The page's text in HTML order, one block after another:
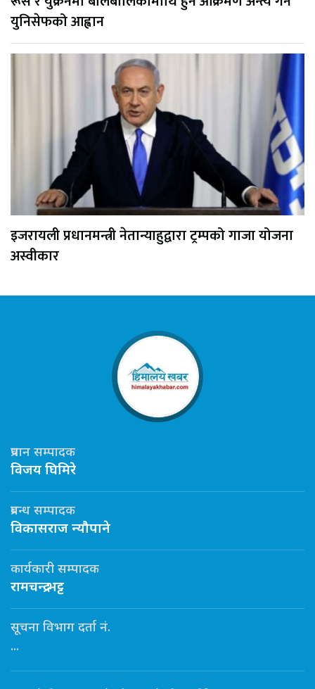
युनिसेफको आह्वान
इजरायली प्रधानमन्त्री नेतान्याहुद्वारा ट्रम्पको गाजा योजना
अस्वीकार
प्रधान सम्पादक
विजय घिमिरे
प्रबन्ध सम्पादक
विकासराज न्यौपाने
कार्यकारी सम्पादक
रामचन्द्र भट्ट
सूचना विभाग दर्ता नं.
...